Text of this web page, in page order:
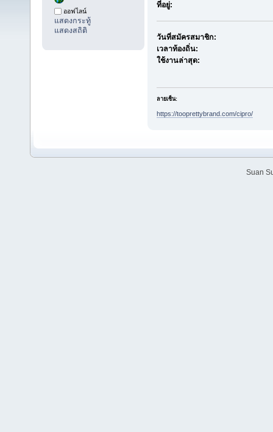
ออฟไลน์
แสดงกระทู้
แสดงสถิติ
ที่อยู่:
วันที่สมัครสมาชิก:
เวลาท้องถิ่น:
ใช้งานล่าสุด:
ลายเซ็น:
https://tooprettybrand.com/cipro/
Suan